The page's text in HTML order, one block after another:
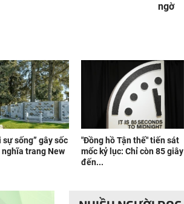
ngờ
sự sống” gây sốc
nghĩa trang New
"Đồng hồ Tận thế" tiến sát
mốc kỷ lục: Chỉ còn 85 giây
đến...